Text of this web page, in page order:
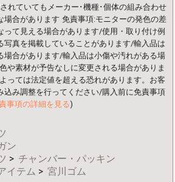
れていてもメーカー･機種･個体の組み合わせ
場合があります 免責事項:モニターの発色の差
って見える場合があります/使用・取り付け例
写真を掲載していることがあります/輸入品は
場合があります/輸入品は小傷や汚れがある場
や素材が予告なしに変更される場合がありま
っては法定値を超える恐れがあります。お客
込み調整を行ってください/購入前に免責事項
事項の詳細を見る)
ン
> チャンバー・パッキン
イテム > 宮川ゴム